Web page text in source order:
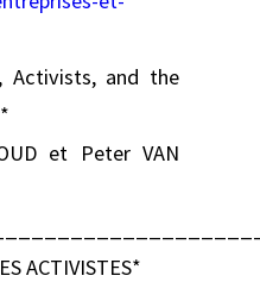
Activists, and the
et Peter VAN
ACTIVISTES*